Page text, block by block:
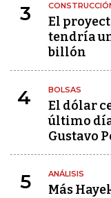
3
El
tendría
billón
4 BOLSAS
El dólar
último
Gustavo
5 ANÁLISIS
Más